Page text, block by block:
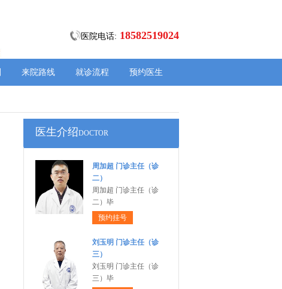
医院电话: 18582519024
来院路线 就诊流程 预约医生
医生介绍DOCTOR
周加超 门诊主任（诊
二）
周加超 门诊主任（诊
二）毕
预约挂号
刘玉明 门诊主任（诊
三）
刘玉明 门诊主任（诊
三）毕